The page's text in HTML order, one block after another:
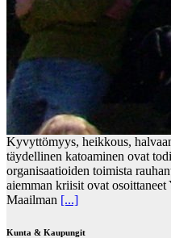
Kyvyttömyys, heikkous,
täydellinen katoaminen ovat
organisaatioiden toimista
aiemman kriisit ovat
Maailman [...]
Kunta & Kaupungit